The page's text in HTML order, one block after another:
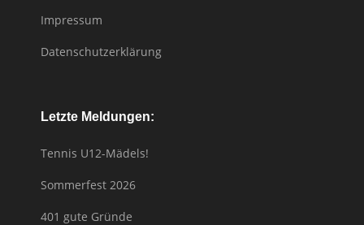
Impressum
Datenschutzerklärung
Letzte Meldungen:
Tennis U12-Mädels!
Sommerfest 2026
401 gute Gründe